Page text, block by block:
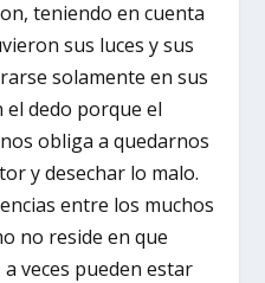
teniendo en cuenta
sus luces y sus
solamente en sus
el dedo porque el
obliga a quedarnos
y desechar lo malo.
entre los muchos
no reside en que
veces pueden estar